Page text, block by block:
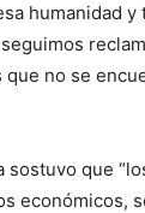
humanidad y
que no se
sostuvo que
económicos,